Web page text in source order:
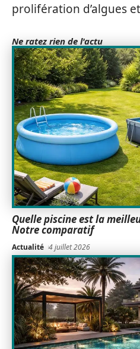
prolifération d’algues
Ne ratez rien de l'actu
Quelle piscine est la
Notre comparatif
Actualité 4 juillet 2026